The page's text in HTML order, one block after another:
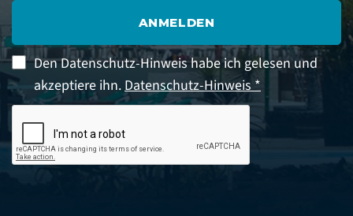
ANMELDEN
Den Datenschutz-Hinweis habe ich gelesen und
akzeptiere ihn.Datenschutz-Hinweis *